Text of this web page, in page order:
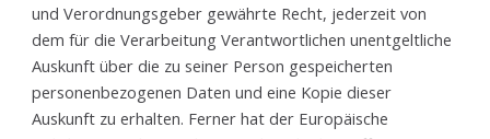
und Verordnungsgeber gewährte Recht, jederzeit von
dem für die Verarbeitung Verantwortlichen unentgeltliche
Auskunft über die zu seiner Person gespeicherten
personenbezogenen Daten und eine Kopie dieser
Auskunft zu erhalten. Ferner hat der Europäische